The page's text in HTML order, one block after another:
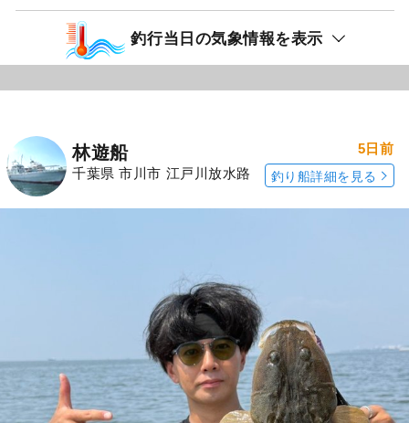
釣行当日の気象情報を表示
林遊船
千葉県 市川市 江戸川放水路
5日前
釣り船詳細を見る